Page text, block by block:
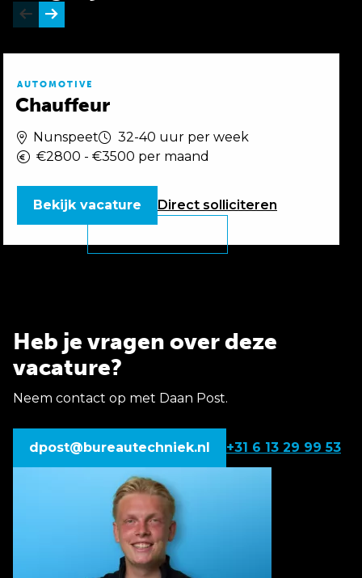
AUTOMOTIVE
Chauffeur
Nunspeet
32-40 uur per week
€2800 - €3500 per maand
Direct solliciteren
Bekijk vacature
Heb je vragen over deze
vacature?
Neem contact op met Daan Post.
dpost@bureautechniek.nl +31 6 13 29 99 53